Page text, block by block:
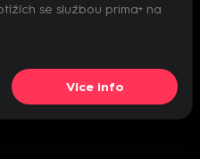
přehrávač
se službou prima+ na
Více info